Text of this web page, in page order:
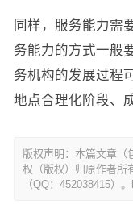
同样，服务能力需
务能力的方式一般
务机构的发展过程
地点合理化阶段、
版权声明：本篇文章（
权（版权）归原作者所
（QQ：452038415）